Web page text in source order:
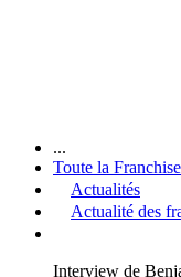
...
Toute la Franchise
Actualités
Actualité des
Interview de